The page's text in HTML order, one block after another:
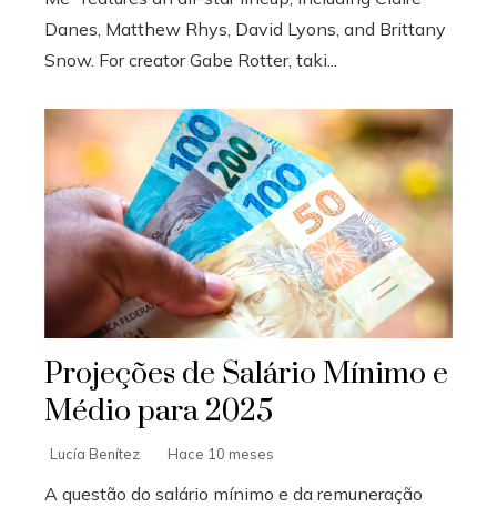
Danes, Matthew Rhys, David Lyons, and Brittany
Snow. For creator Gabe Rotter, taki...
Projeções de Salário Mínimo e
Médio para 2025
Lucía Benítez Hace 10 meses
A questão do salário mínimo e da remuneração